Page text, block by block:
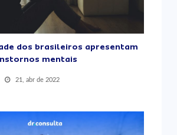
dos brasileiros apresentam
mentais
21, abr de 2022